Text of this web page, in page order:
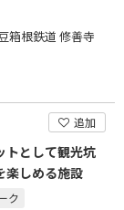
箱根鉄道 修善寺
追加
トとして観光坑
楽しめる施設
ク